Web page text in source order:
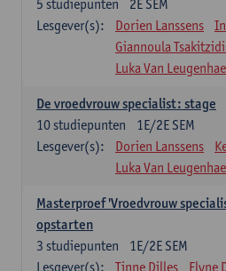
2E SEM
5 studiepunten
Lesgever(s):
Dorien Lanssens
Giannoula
Luka Van
De vroedvrouw specialist: stage
1E/2E SEM
10studiepunten
Lesgever(s):
Dorien Lanssens
Luka Van
Masterproef 'Vroedvrouw
opstarten
1E/2E SEM
3 studiepunten
Lesgever(s):
Tinne Dilles Elyne